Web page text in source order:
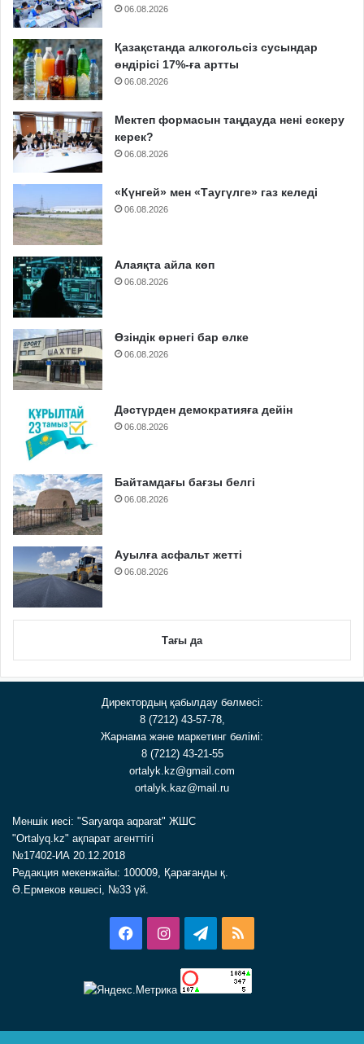
06.08.2026
Қазақстанда алкогольсіз сусындар
өндірісі 17%-ға артты
06.08.2026
Мектеп формасын таңдауда нені ескеру
керек?
06.08.2026
«Күнгей» мен «Таугүлге» газ келеді
06.08.2026
Алаяқта айла көп
06.08.2026
Өзіндік өрнегі бар өлке
06.08.2026
Дәстүрден демократияға дейін
06.08.2026
Байтамдағы бағзы белгі
06.08.2026
Ауылға асфальт жетті
06.08.2026
Тағы да
Директордың қабылдау бөлмесі:
8 (7212) 43-57-78,
Жарнама және маркетинг бөлімі:
8 (7212) 43-21-55
ortalyk.kz@gmail.com
ortalyk.kaz@mail.ru
Меншік иесі: "Saryarqa aqparat" ЖШС
"Ortalyq.kz" ақпарат агенттігі
№17402-ИА 20.12.2018
Редакция мекенжайы: 100009, Қарағанды қ.
Ә.Ермеков көшесі, №33 үй.
FacebookInstagramTelegram